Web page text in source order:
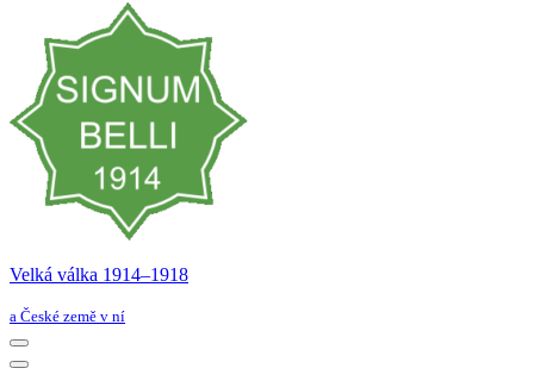
Velká válka 1914–⁠⁠⁠⁠⁠⁠1918
a České země v ní
Navigační
menu
Navigační